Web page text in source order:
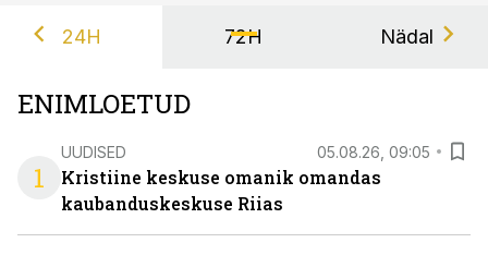
24H 72H Nädal
ENIMLOETUD
1
UUDISED 05.08.26, 09:05
Kristiine keskuse omanik omandas
kaubanduskeskuse Riias